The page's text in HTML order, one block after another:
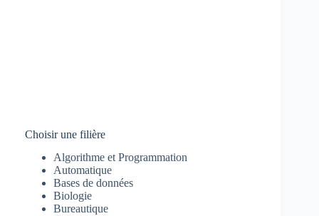
Choisir une filière
Algorithme et Programmation
Automatique
Bases de données
Biologie
Bureautique